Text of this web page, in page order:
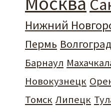
Нижний
Пермь Волгоград
Барнаул
Новокузнецк
Томск Липецк